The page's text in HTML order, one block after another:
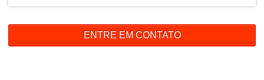
ENTRE EM CONTATO